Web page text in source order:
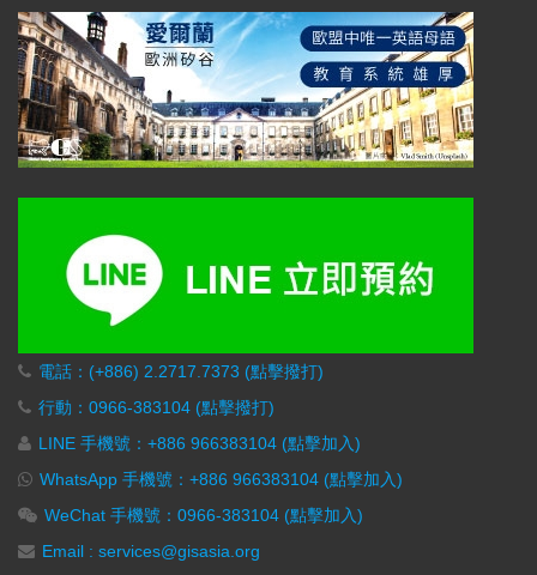
電話：(+886) 2.2717.7373 (點擊撥打)
行動：0966-383104 (點擊撥打)
LINE 手機號：+886 966383104 (點擊加入)
WhatsApp 手機號：+886 966383104 (點擊加入)
WeChat 手機號：0966-383104 (點擊加入)
Email : services@gisasia.org